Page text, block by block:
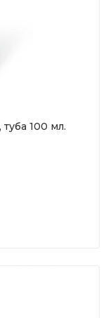
100 мл.